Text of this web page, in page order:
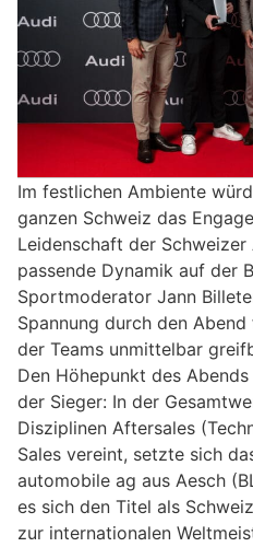
Im festlichen Ambiente
ganzen Schweiz das
Leidenschaft der
passende Dynamik auf der
Sportmoderator Jann
Spannung durch den
der Teams unmittelbar
Den Höhepunkt des
der Sieger: In der
Disziplinen Aftersales
Sales vereint, setzte sich
automobile ag aus Aesch
es sich den Titel als
zur internationalen